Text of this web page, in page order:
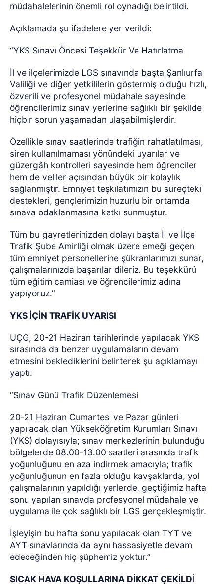
müdahalelerinin önemli rol oynadığı belirtildi.
Açıklamada şu ifadelere yer verildi:
“YKS Sınavı Öncesi Teşekkür Ve Hatırlatma
İl ve ilçelerimizde LGS sınavında başta Şanlıurfa
Valiliği ve diğer yetkililerin göstermiş olduğu hızlı,
özverili ve profesyonel müdahale sayesinde
öğrencilerimiz sınav yerlerine sağlıklı bir şekilde
hiçbir sorun yaşamadan ulaşabilmişlerdir.
Özellikle sınav saatlerinde trafiğin rahatlatılması,
siren kullanılmaması yönündeki uyarılar ve
güzergâh kontrolleri sayesinde hem öğrenciler
hem de veliler açısından büyük bir kolaylık
sağlanmıştır. Emniyet teşkilatımızın bu süreçteki
destekleri, gençlerimizin huzurlu bir ortamda
sınava odaklanmasına katkı sunmuştur.
Tüm bu gayretlerinizden dolayı başta İl ve İlçe
Trafik Şube Amirliği olmak üzere emeği geçen
tüm emniyet personellerine şükranlarımızı sunar,
çalışmalarınızda başarılar dileriz. Bu teşekkürü
tüm eğitim camiası ve öğrencilerimiz adına
yapıyoruz.”
YKS İÇİN TRAFİK UYARISI
UÇG, 20-21 Haziran tarihlerinde yapılacak YKS
sırasında da benzer uygulamaların devam
etmesini beklediklerini belirterek şu açıklamayı
yaptı:
“Sınav Günü Trafik Düzenlemesi
20-21 Haziran Cumartesi ve Pazar günleri
yapılacak olan Yükseköğretim Kurumları Sınavı
(YKS) dolayısıyla; sınav merkezlerinin bulunduğu
bölgelerde 08.00-13.00 saatleri arasında trafik
yoğunluğunu en aza indirmek amacıyla; trafik
yoğunluğunun en fazla olduğu kavşaklarda, yol
çalışmalarının yapıldığı yerlerde, geçtiğimiz hafta
sonu yapılan sınavda profesyonel müdahale ve
uygulama ile çok sağlıklı bir LGS gerçekleşmiştir.
İşleyişin bu hafta sonu yapılacak olan TYT ve
AYT sınavlarında da aynı hassasiyetle devam
edeceğinden hiç şüphemiz yoktur.”
SICAK HAVA KOŞULLARINA DİKKAT ÇEKİLDİ